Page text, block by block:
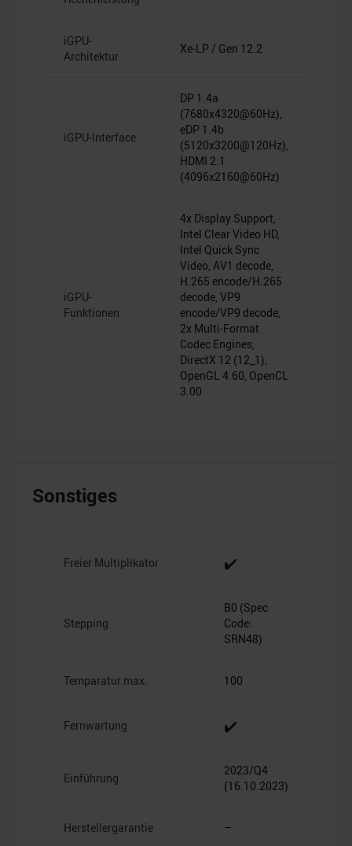
iGPU-
Architektur
Xe-LP / Gen 12.2
iGPU-Interface
DP 1.4a
(7680x4320@60Hz),
eDP 1.4b
(5120x3200@120Hz),
HDMI 2.1
(4096x2160@60Hz)
iGPU-
Funktionen
4x Display Support,
Intel Clear Video HD,
Intel Quick Sync
Video, AV1 decode,
H.265 encode/H.265
decode, VP9
encode/VP9 decode,
2x Multi-Format
Codec Engines,
DirectX 12 (12_1),
OpenGL 4.60, OpenCL
3.00
Sonstiges
Freier Multiplikator ✔️
Stepping
B0 (Spec
Code:
SRN48)
Temparatur max. 100
Fernwartung ✔️
Einführung
2023/Q4
(16.10.2023)
Herstellergarantie –